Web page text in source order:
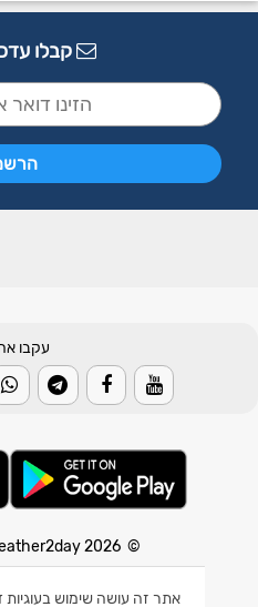
אתר זה עושה שימוש בעוגיות
קבלו
עקבו
© 2026 Weather2day כל הזכויות שמורות